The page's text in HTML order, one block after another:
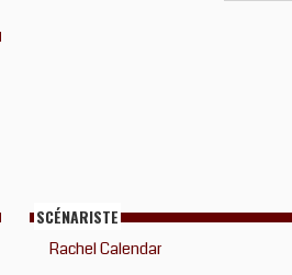
SCÉNARISTE
Rachel Calendar